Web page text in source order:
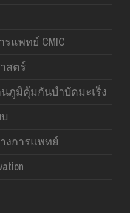
แพทย์ CMIC
สตร์
ภูมิคุ้มกันบำบัดมะเร็ง
งการแพทย์